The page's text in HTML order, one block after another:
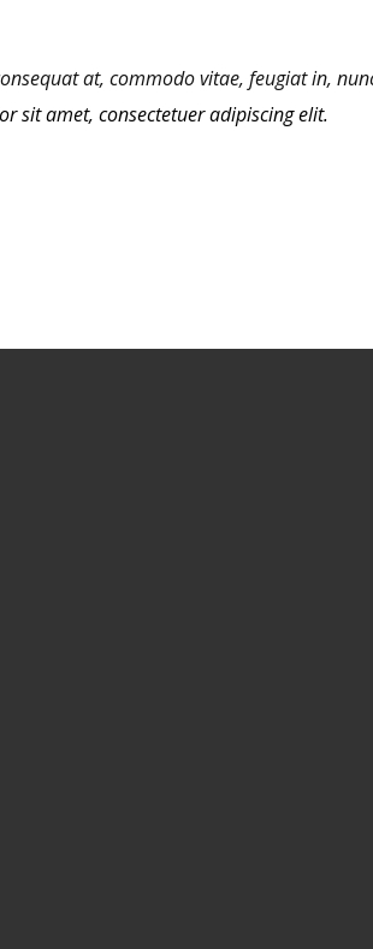
at, commodo vitae, feugiat in,
sit amet, consectetuer adipiscing elit.